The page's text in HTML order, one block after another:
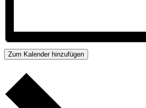
Zum Kalender hinzufügen